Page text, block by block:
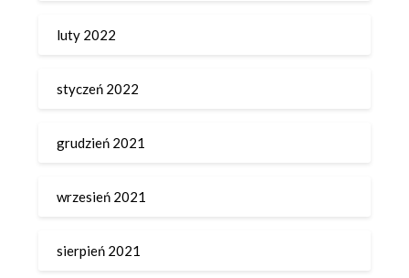
luty 2022
styczeń 2022
grudzień 2021
wrzesień 2021
sierpień 2021